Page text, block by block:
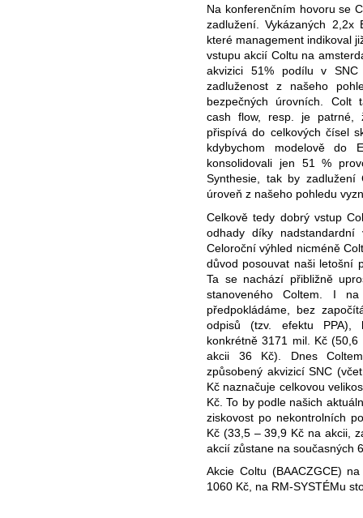
Na konferenčním hovoru se
zadlužení. Vykázaných 2,2x
které management indikoval
vstupu akcií Coltu na
akvizici 51% podílu v
zadluženost z našeho
bezpečných úrovních. Colt
cash flow, resp. je patrné,
přispívá do celkových čísel
kdybychom modelově do
konsolidovali jen 51 %
Synthesie, tak by
úroveň z našeho pohledu
Celkově tedy dobrý vstup
odhady díky nadstandardní
Celoroční výhled nicméně
důvod posouvat naši letošní
Ta se nachází přibližně
stanoveného Coltem. I
předpokládáme, bez
odpisů (tzv. efektu PPA),
konkrétně 3171 mil. Kč
akcii 36 Kč). Dnes
způsobený akvizicí SNC
Kč naznačuje celkovou
Kč. To by podle našich
ziskovost po nekontrolních
Kč (33,5 – 39,9 Kč na akcii,
akcií zůstane na současných
Akcie Coltu (BAACZGCE)
1060 Kč, na RM-SYSTÉMu